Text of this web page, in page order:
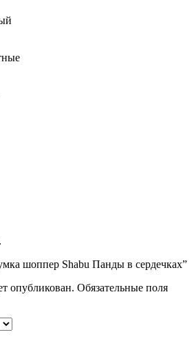
шоппер Shabu Панды в сердечках”
опубликован. Обязательные поля